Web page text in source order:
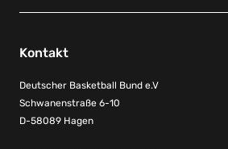
Kontakt
Deutscher Basketball Bund e.V
Schwanenstraße 6-10
D-58089 Hagen